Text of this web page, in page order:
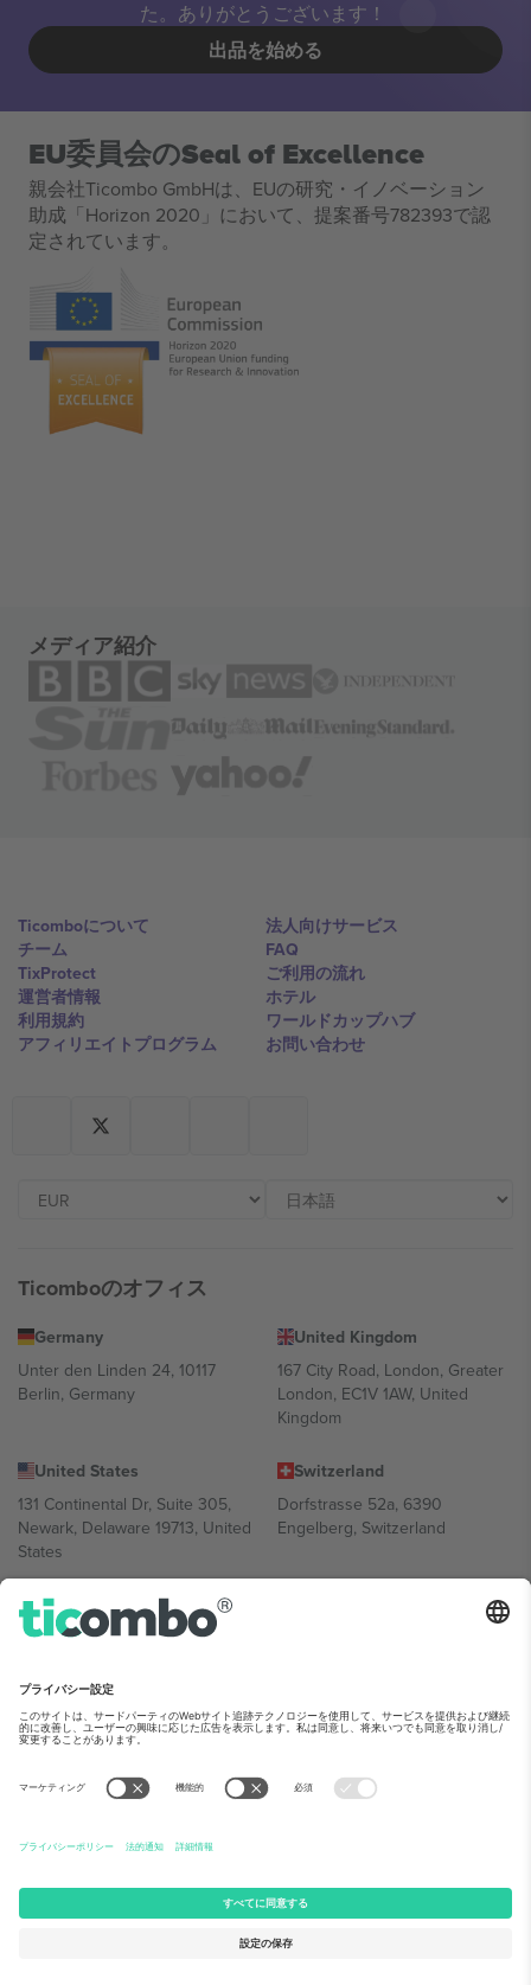
た。ありがとうございます！
出品を始める
EU委員会のSeal of Excellence
親会社Ticombo GmbHは、EUの研究・イノベーション
助成「Horizon 2020」において、提案番号782393で認
定されています。
メディア紹介
Ticomboについて
チーム
TixProtect
運営者情報
利用規約
アフィリエイトプログラム
法人向けサービス
FAQ
ご利用の流れ
ホテル
ワールドカップハブ
お問い合わせ
Ticomboのオフィス
Germany
Unter den Linden 24, 10117
Berlin, Germany
United Kingdom
167 City Road, London, Greater
London, EC1V 1AW, United
Kingdom
United States
131 Continental Dr, Suite 305,
Newark, Delaware 19713, United
States
Switzerland
Dorfstrasse 52a, 6390
Engelberg, Switzerland
Bulgaria
Regus Sofia City West, bul
Bulgaria
Mexico
Av Chapultepec 360, Roma
Norte, Cuauhtémoc, 06700
Mexico
Platform provider legal entity might vary depending on location,
event and/or domain.詳細は各イベントページをご確認ください。,
© 2026 Ticombo. 無断転載を禁じます.